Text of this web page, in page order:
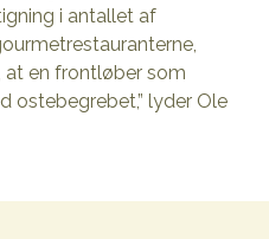
i antallet af
en frontløber som
ostebegrebet,” lyder Ole